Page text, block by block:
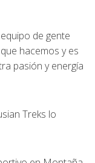
de gente
hacemos y es
pasión y energía
Treks lo